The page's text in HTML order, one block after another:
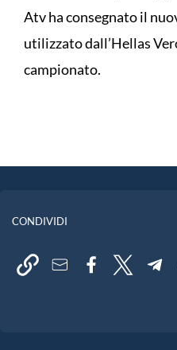
Atv ha consegnato il
utilizzato dall’Hellas
campionato.
CONDIVIDI